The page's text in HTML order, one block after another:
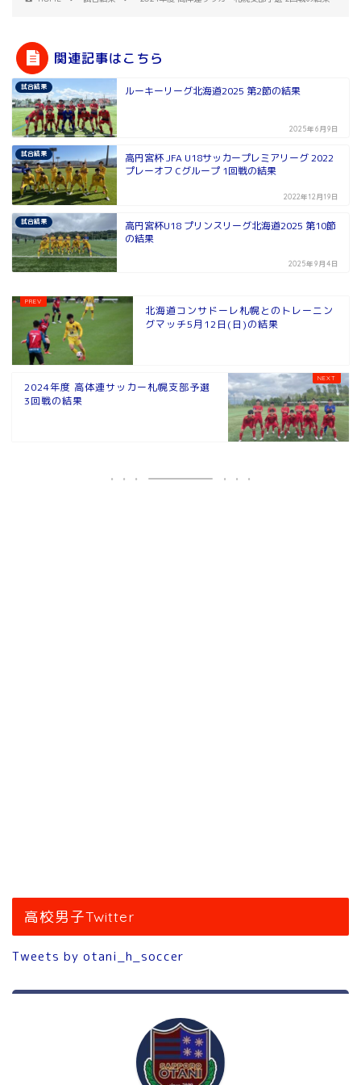
関連記事はこちら
試合結果 ルーキーリーグ北海道2025 第2節の結果
2025年6月9日
試合結果
高円宮杯 JFA U18サッカープレミアリーグ 2022
プレーオフ Cグループ 1回戦の結果
2022年12月19日
試合結果
高円宮杯U18 プリンスリーグ北海道2025 第10節
の結果
2025年9月4日
北海道コンサドーレ札幌とのトレーニン
グマッチ5月12日(日)の結果
2024年度 高体連サッカー札幌支部予選
3回戦の結果
高校男子Twitter
Tweets by otani_h_soccer